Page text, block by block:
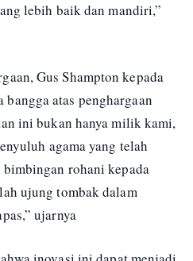
lebih baik dan mandiri,”
Gus Shampton kepada
bangga atas penghargaan
ini bukan hanya milik kami,
agama yang telah
rohani kepada
ujung tombak dalam
ujarnya